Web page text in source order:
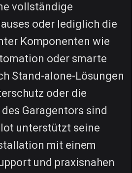
vollständige
oder lediglich die
Komponenten wie
oder smarte
Stand-alone-Lösungen
oder die
Garagentors sind
unterstützt seine
mit einem
und praxisnahen